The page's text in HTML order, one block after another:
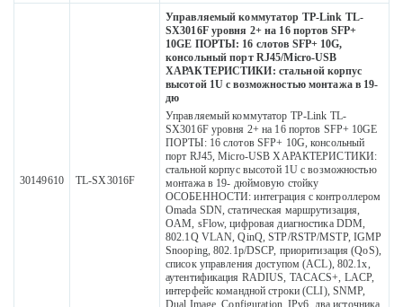
30149610 TL-SX3016F
Управляемый коммутатор TP-Link TL-
SX3016F уровня 2+ на 16 портов SFP+
10GE ПОРТЫ: 16 слотов SFP+ 10G,
консольный порт RJ45/Micro-USB
ХАРАКТЕРИСТИКИ: стальной корпус
высотой 1U с возможностью монтажа в 19-
дю
Управляемый коммутатор TP-Link TL-
SX3016F уровня 2+ на 16 портов SFP+ 10GE
ПОРТЫ: 16 слотов SFP+ 10G, консольный
порт RJ45, Micro-USB ХАРАКТЕРИСТИКИ:
стальной корпус высотой 1U с возможностью
монтажа в 19- дюймовую стойку
ОСОБЕННОСТИ: интеграция с контроллером
Omada SDN, статическая маршрутизация,
OAM, sFlow, цифровая диагностика DDM,
802.1Q VLAN, QinQ, STP/RSTP/MSTP, IGMP
Snooping, 802.1p/DSCP, приоритизация (QoS),
список управления доступом (ACL), 802.1x,
аутентификация RADIUS, TACACS+, LACP,
интерфейс командной строки (CLI), SNMP,